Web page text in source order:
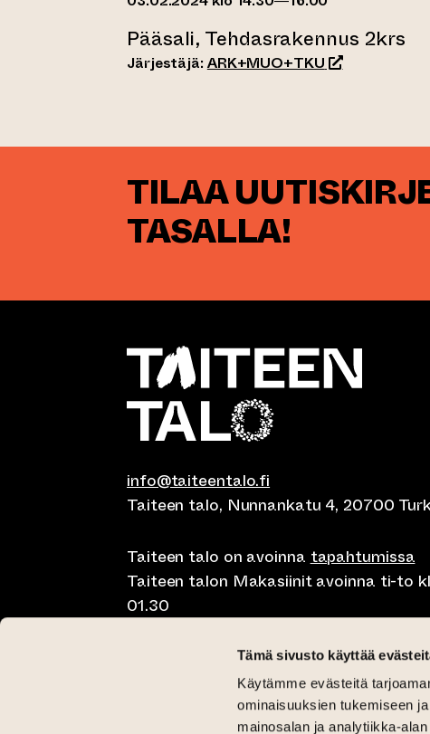
Tämä sivusto käyttää
Käytämme evästeitä
ominaisuuksien tukemiseen
mainosalan ja analytiikka-
Pääsali, Tehdasrakennus 2krs
Järjestäjä: ARK+MUO+TKU(siirtyy toiseen
TILAA
TASALLA!
info@taiteentalo.fi
Taiteen talo, Nunnankatu 4, 20700
Taiteen talo on avoinna tapahtumissa
Taiteen talon Makasiinit avoinna ti-to
01.30
Café Elephanten su-ma klo 10-20, ti-to
Pegasus Taiteen talo ma-pe lounas